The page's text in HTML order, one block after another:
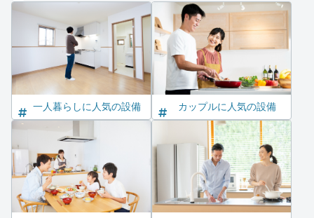
一人暮らしに人気の設備 カップルに人気の設備